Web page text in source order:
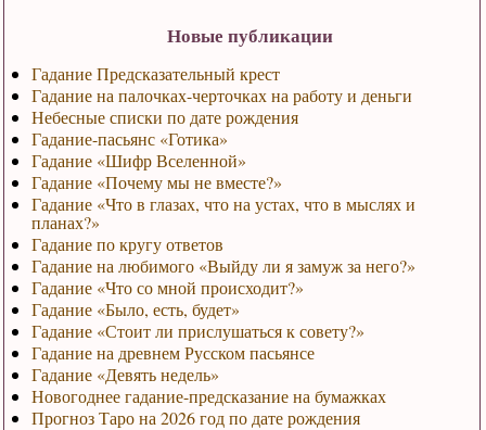
Новые публикации
Гадание Предсказательный крест
Гадание на палочках-черточках на работу и деньги
Небесные списки по дате рождения
Гадание-пасьянс «Готика»
Гадание «Шифр Вселенной»
Гадание «Почему мы не вместе?»
Гадание «Что в глазах, что на устах, что в мыслях и
планах?»
Гадание по кругу ответов
Гадание на любимого «Выйду ли я замуж за него?»
Гадание «Что со мной происходит?»
Гадание «Было, есть, будет»
Гадание «Стоит ли прислушаться к совету?»
Гадание на древнем Русском пасьянсе
Гадание «Девять недель»
Новогоднее гадание-предсказание на бумажках
Прогноз Таро на 2026 год по дате рождения